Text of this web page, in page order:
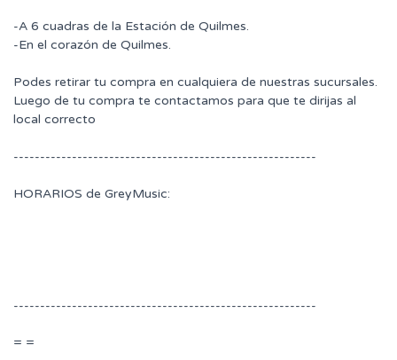
-A 6 cuadras de la Estación de Quilmes.
-En el corazón de Quilmes.
Podes retirar tu compra en cualquiera de nuestras sucursales.
Luego de tu compra te contactamos para que te dirijas al
local correcto
---------------------------------------------------------
HORARIOS de GreyMusic:
---------------------------------------------------------
= =